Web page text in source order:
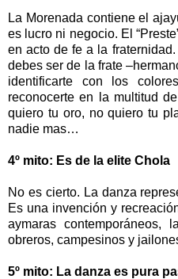
La Morenada contiene el
es lucro ni negocio. El
en acto de fe a la
debes ser de la frate
identificarte con los
reconocerte en la multitud
quiero tu oro, no quiero tu
nadie mas…
4º mito: Es de la elite Chola
No es cierto. La danza
Es una invención y
aymaras contemporáneos,
obreros, campesinos y
5º mito: La danza es pura